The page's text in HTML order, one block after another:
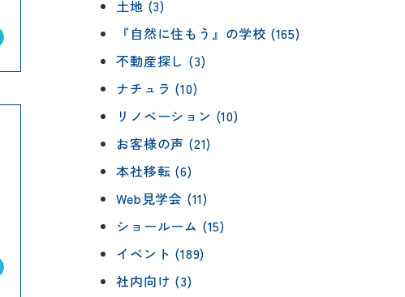
土地 (3)
『自然に住もう』の学校 (165)
不動産探し (3)
ナチュラ (10)
リノベーション (10)
お客様の声 (21)
本社移転 (6)
Web見学会 (11)
ショールーム (15)
イベント (189)
社内向け (3)